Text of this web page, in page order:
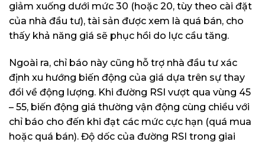
giảm xuống dưới mức 30 (hoặc 20, tùy theo cài đặt
của nhà đầu tư), tài sản được xem là quá bán, cho
thấy khả năng giá sẽ phục hồi do lực cầu tăng.
Ngoài ra, chỉ báo này cũng hỗ trợ nhà đầu tư xác
định xu hướng biến động của giá dựa trên sự thay
đổi về động lượng. Khi đường RSI vượt qua vùng 45
– 55, biến động giá thường vận động cùng chiều với
chỉ báo cho đến khi đạt các mức cực hạn (quá mua
hoặc quá bán). Độ dốc của đường RSI trong giai